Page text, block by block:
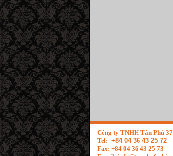
Công ty TNHH Tân Phú
Tel: +84 04 36 43 25 72
Fax: +84 04 36 43 25 73